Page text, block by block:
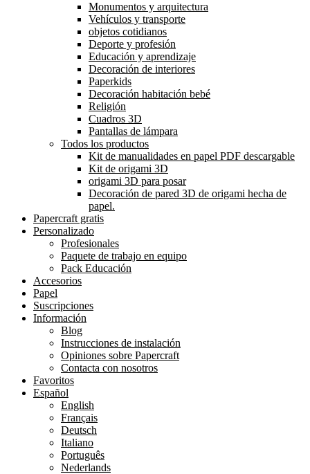
Monumentos y arquitectura
Vehículos y transporte
objetos cotidianos
Deporte y profesión
Educación y aprendizaje
Decoración de interiores
Paperkids
Decoración habitación bebé
Religión
Cuadros 3D
Pantallas de lámpara
Todos los productos
Kit de manualidades en papel PDF descargable
Kit de origami 3D
origami 3D para posar
Decoración de pared 3D de origami hecha de
papel.
Papercraft gratis
Personalizado
Profesionales
Paquete de trabajo en equipo
Pack Educación
Accesorios
Papel
Suscripciones
Información
Blog
Instrucciones de instalación
Opiniones sobre Papercraft
Contacta con nosotros
Favoritos
Español
English
Français
Deutsch
Italiano
Português
Nederlands